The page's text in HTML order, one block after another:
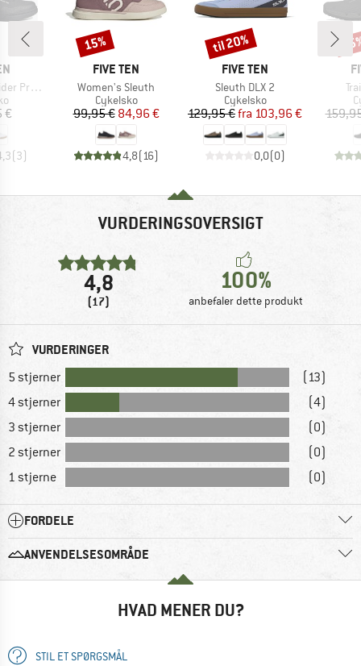
Boa
€
(3)
MÆRKE
FIVE TEN
Artikel
Women's Sleuth
Produktgruppe
Cykelsko
Pris
99,95 €Nedsat pris
84,96 €
4,8(16)
Rabat
15%
MÆRKE
FIVE TEN
Artikel
Sleuth DLX 2
Produktgruppe
Cykelsko
Pris
129,95 € Nedsat pris
fra 103,96 €
0,0(0)
Rabat
til 20%
VURDERINGSOVERSIGT
4,8
(17)
100%
anbefaler dette produkt
VURDERINGER
5 stjerner
(13)
4 stjerner
(4)
3 stjerner
(0)
2 stjerner
(0)
1 stjerne
(0)
FORDELE
ANVENDELSESOMRÅDE
HVAD MENER DU?
STIL ET SPØRGSMÅL